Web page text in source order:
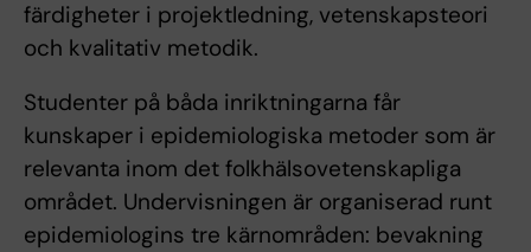
färdigheter i projektledning, vetenskapsteori
och kvalitativ metodik.
Studenter på båda inriktningarna får
kunskaper i epidemiologiska metoder som är
relevanta inom det folkhälsovetenskapliga
området. Undervisningen är organiserad runt
epidemiologins tre kärnområden: bevakning